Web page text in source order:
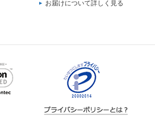
お届けについて詳しく見る